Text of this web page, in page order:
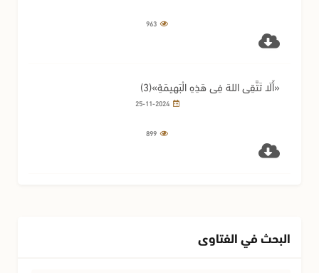
«أَلَا تَتَّقِي اللهَ فِي هَذِهِ الْبَهِيمَةِ»(3)
25-11-2024
البحث في الفتاوى